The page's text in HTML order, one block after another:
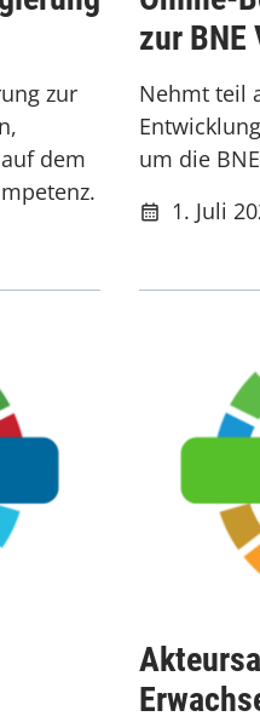
zur
dem
zur BNE
1. Juli
Nehmt teil
um die